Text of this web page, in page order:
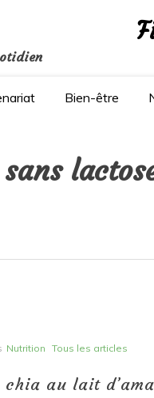
Bien-être
Nutrition Tous les articles
chia au lait